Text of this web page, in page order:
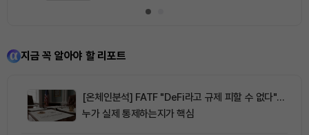
지금 꼭 알아야 할 리포트
[온체인분석] FATF "DeFi라고 규제 피할 수 없다"…
누가 실제 통제하는지가 핵심